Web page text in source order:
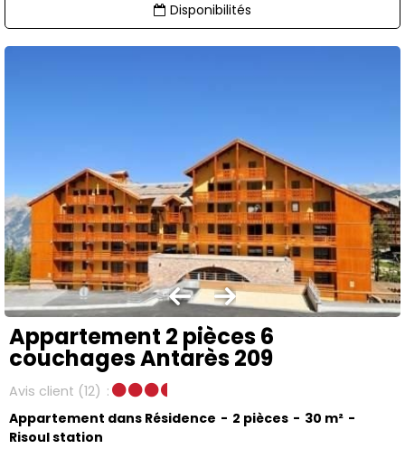
Disponibilités
Appartement 2 pièces 6
couchages Antarès 209
Avis client (12)
Appartement dans Résidence
2 pièces 30 m²
Risoul station